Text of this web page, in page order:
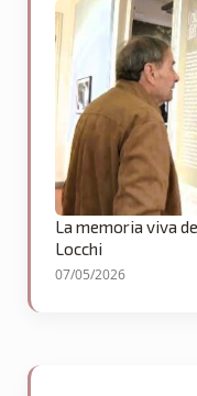
La memoria viva
Locchi
07/05/2026